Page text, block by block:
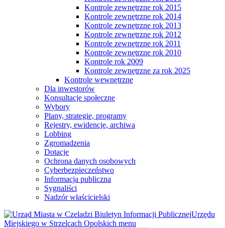
Kontrole zewnętrzne rok 2015
Kontrole zewnętrzne rok 2014
Kontrole zewnętrzne rok 2013
Kontrole zewnętrzne rok 2012
Kontrole zewnętrzne rok 2011
Kontrole zewnętrzne rok 2010
Kontrole rok 2009
Kontrole zewnętrzne za rok 2025
Kontrole wewnętrzne
Dla inwestorów
Konsultacje społeczne
Wybory
Plany, strategie, programy
Rejestry, ewidencje, archiwa
Lobbing
Zgromadzenia
Dotacje
Ochrona danych osobowych
Cyberbezpieczeństwo
Informacja publiczna
Sygnaliści
Nadzór właścicielski
Biuletyn Informacji PublicznejUrzędu
Miejskiego w Strzelcach Opolskich menu